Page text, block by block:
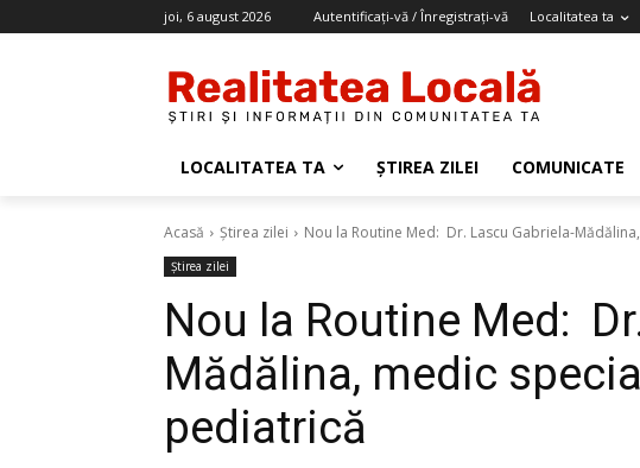
joi, 6 august 2026 Autentificați-vă / Înregistrați-vă Localitatea ta
LOCALITATEA TA ȘTIREA ZILEI COMUNICATE
Acasă Știrea zilei Nou la Routine Med: Dr. Lascu Gabriela-
Știrea zilei
Nou la Routine Med:
Mădălina, medic
pediatrică